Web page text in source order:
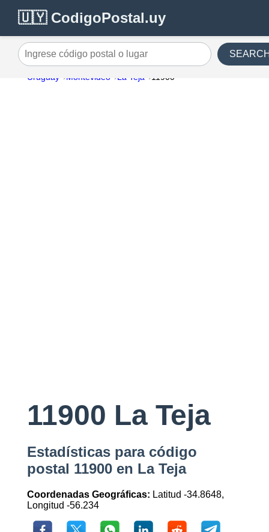
🇺🇾 CodigoPostal.uy
Ingrese código postal o lugar
Uruguay Montevideo La Teja 11900
11900 La Teja
Estadísticas para código
postal 11900 en La Teja
Coordenadas Geográficas: Latitud -34.8648,
Longitud -56.234